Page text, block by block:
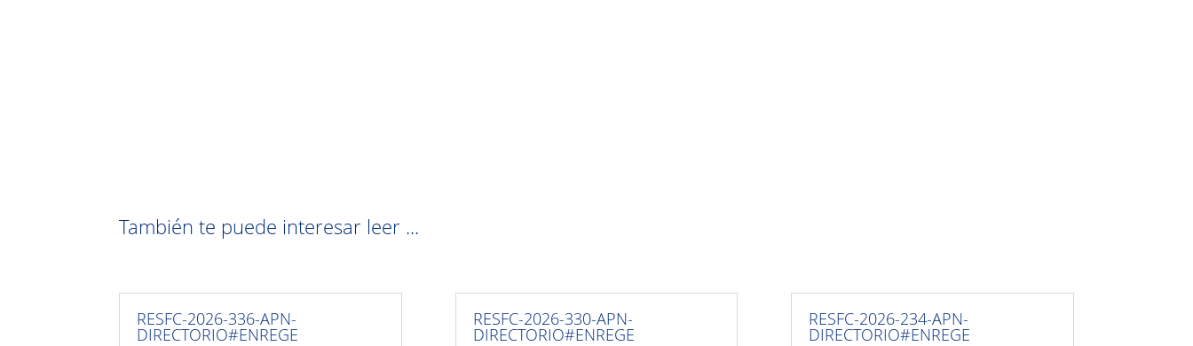
También te puede interesar leer ...
RESFC-2026-336-APN-
DIRECTORIO#ENREGE
RESFC-2026-330-APN-
DIRECTORIO#ENREGE
RESFC-2026-234-APN-
DIRECTORIO#ENREGE